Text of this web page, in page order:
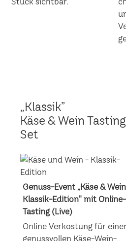
„Klassik”
Käse & Wein
Set
Genuss-Event „Käse &
Klassik-Edition" mit Online-
Tasting (Live)
Online Verkostung für
genussvollen Käse-Wein-